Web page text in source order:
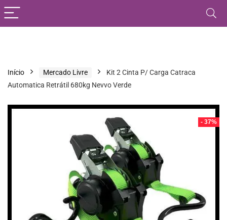
Início Mercado Livre
Kit 2 Cinta P/ Carga Catraca
Automatica Retrátil 680kg Nevvo Verde
- 37%